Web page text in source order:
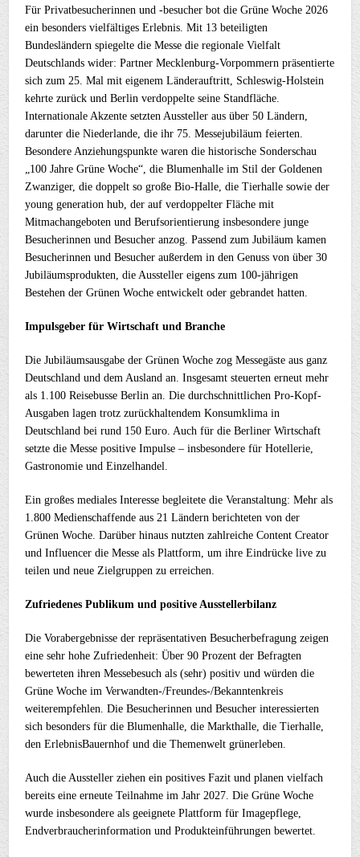
Für Privatbesucherinnen und -besucher bot die Grüne Woche 2026
ein besonders vielfältiges Erlebnis. Mit 13 beteiligten
Bundesländern spiegelte die Messe die regionale Vielfalt
Deutschlands wider: Partner Mecklenburg-Vorpommern präsentierte
sich zum 25. Mal mit eigenem Länderauftritt, Schleswig-Holstein
kehrte zurück und Berlin verdoppelte seine Standfläche.
Internationale Akzente setzten Aussteller aus über 50 Ländern,
darunter die Niederlande, die ihr 75. Messejubiläum feierten.
Besondere Anziehungspunkte waren die historische Sonderschau
„100 Jahre Grüne Woche“, die Blumenhalle im Stil der Goldenen
Zwanziger, die doppelt so große Bio-Halle, die Tierhalle sowie der
young generation hub, der auf verdoppelter Fläche mit
Mitmachangeboten und Berufsorientierung insbesondere junge
Besucherinnen und Besucher anzog. Passend zum Jubiläum kamen
Besucherinnen und Besucher außerdem in den Genuss von über 30
Jubiläumsprodukten, die Aussteller eigens zum 100-jährigen
Bestehen der Grünen Woche entwickelt oder gebrandet hatten.
Impulsgeber für Wirtschaft und Branche
Die Jubiläumsausgabe der Grünen Woche zog Messegäste aus ganz
Deutschland und dem Ausland an. Insgesamt steuerten erneut mehr
als 1.100 Reisebusse Berlin an. Die durchschnittlichen Pro-Kopf-
Ausgaben lagen trotz zurückhaltendem Konsumklima in
Deutschland bei rund 150 Euro. Auch für die Berliner Wirtschaft
setzte die Messe positive Impulse – insbesondere für Hotellerie,
Gastronomie und Einzelhandel.
Ein großes mediales Interesse begleitete die Veranstaltung: Mehr als
1.800 Medienschaffende aus 21 Ländern berichteten von der
Grünen Woche. Darüber hinaus nutzten zahlreiche Content Creator
und Influencer die Messe als Plattform, um ihre Eindrücke live zu
teilen und neue Zielgruppen zu erreichen.
Zufriedenes Publikum und positive Ausstellerbilanz
Die Vorabergebnisse der repräsentativen Besucherbefragung zeigen
eine sehr hohe Zufriedenheit: Über 90 Prozent der Befragten
bewerteten ihren Messebesuch als (sehr) positiv und würden die
Grüne Woche im Verwandten-/Freundes-/Bekanntenkreis
weiterempfehlen. Die Besucherinnen und Besucher interessierten
sich besonders für die Blumenhalle, die Markthalle, die Tierhalle,
den ErlebnisBauernhof und die Themenwelt grünerleben.
Auch die Aussteller ziehen ein positives Fazit und planen vielfach
bereits eine erneute Teilnahme im Jahr 2027. Die Grüne Woche
wurde insbesondere als geeignete Plattform für Imagepflege,
Endverbraucherinformation und Produkteinführungen bewertet.